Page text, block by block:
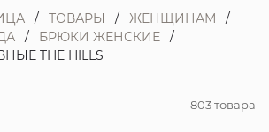
ТОВАРЫ
ЖЕНЩИНАМ
БРЮКИ ЖЕНСКИЕ
THE HILLS
803 товара